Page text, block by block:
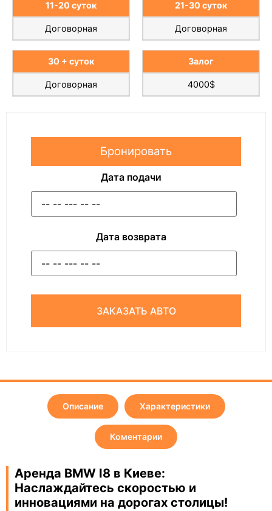
11-20 суток
Договорная
30 + суток
Договорная
21-30 суток
Договорная
Залог
4000$
Бронировать
Дата подачи
Дата возврата
ЗАКАЗАТЬ АВТО
Описание Характеристики
Коментарии
Аренда BMW I8 в Киеве:
Наслаждайтесь скоростью и
инновациями на дорогах столицы!